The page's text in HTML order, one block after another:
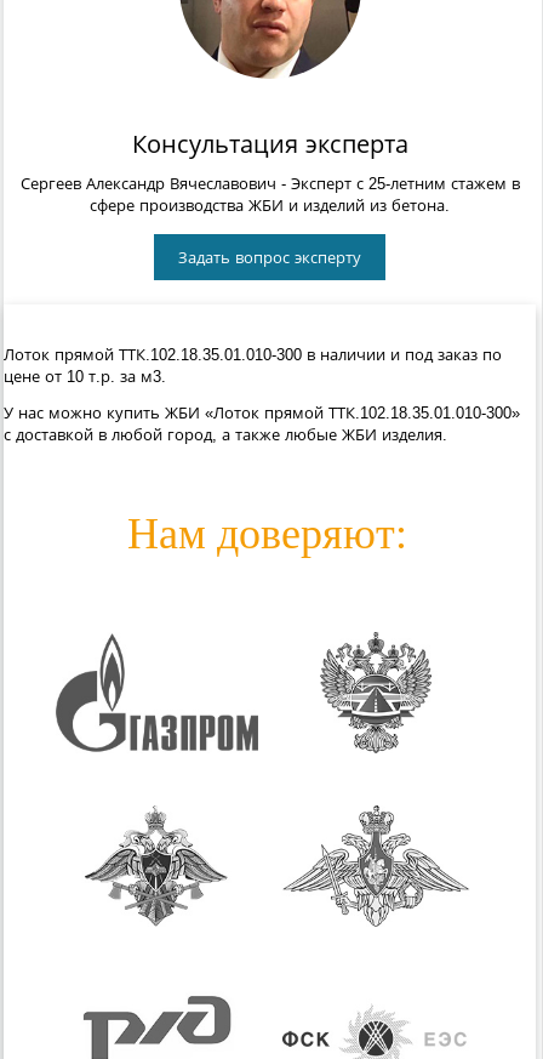
Консультация эксперта
Сергеев Александр Вячеславович - Эксперт с 25-летним стажем в
сфере производства ЖБИ и изделий из бетона.
Задать вопрос эксперту
Лоток прямой ТТК.102.18.35.01.010-300 в наличии и под заказ по
цене от 10 т.р. за м3.
У нас можно купить ЖБИ «Лоток прямой ТТК.102.18.35.01.010-300»
с доставкой в любой город, а также любые ЖБИ изделия.
Нам доверяют: